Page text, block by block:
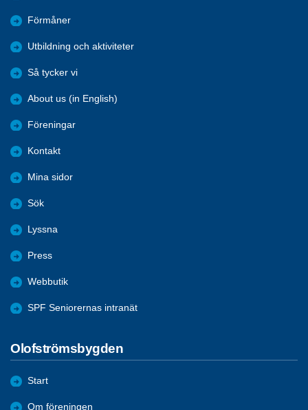
Förmåner
Utbildning och aktiviteter
Så tycker vi
About us (in English)
Föreningar
Kontakt
Mina sidor
Sök
Lyssna
Press
Webbutik
SPF Seniorernas intranät
Olofströmsbygden
Start
Om föreningen